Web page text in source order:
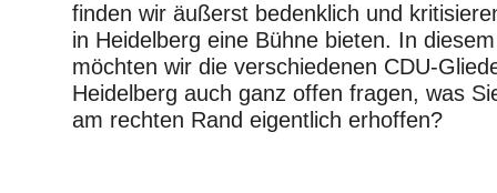
finden wir äußerst bedenklich und
in Heidelberg eine Bühne bieten. In
möchten wir die verschiedenen CDU-
Heidelberg auch ganz offen fragen, was
am rechten Rand eigentlich erhoffen?